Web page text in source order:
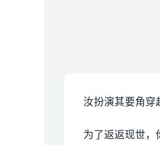
汝扮演其要角穿
为了返返现世，